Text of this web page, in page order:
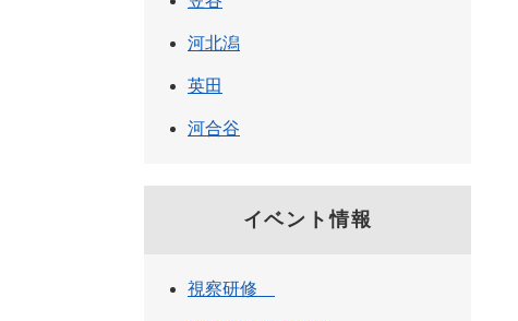
河北潟
英田
河合谷
イベント情報
視察研修